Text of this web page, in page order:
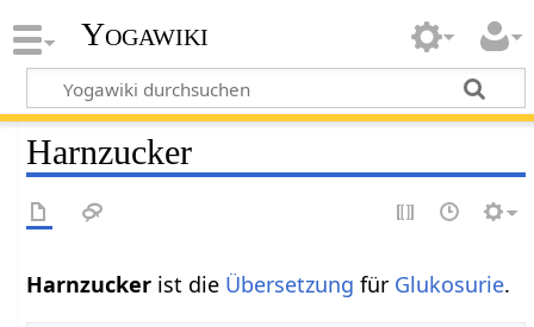
Yogawiki
Harnzucker
Harnzucker ist die Übersetzung für Glukosurie.